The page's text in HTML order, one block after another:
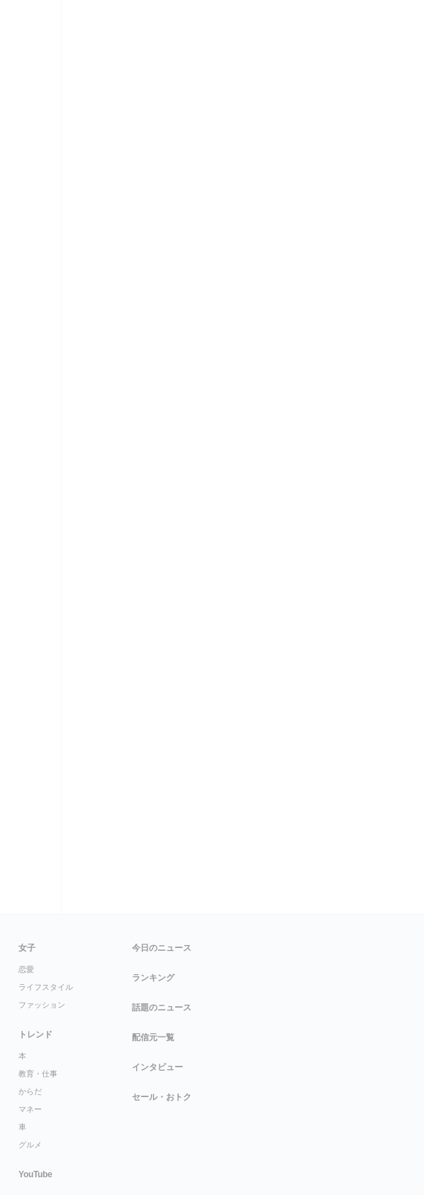
女子
恋愛
ライフスタイル
ファッション
トレンド
本
教育・仕事
からだ
マネー
車
グルメ
YouTube
今日のニュース
ランキング
話題のニュース
配信元一覧
インタビュー
セール・おトク